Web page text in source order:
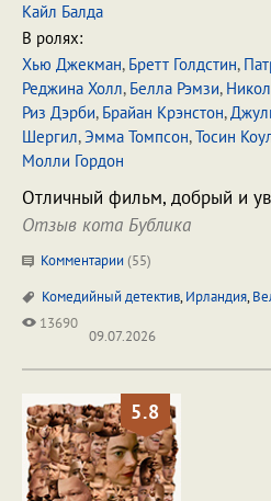
Кайл Балда
В ролях:
Хью Джекман, Бретт Голдстин,
Реджина Холл, Белла Рэмзи,
Риз Дэрби, Брайан Крэнстон,
Шергил,Эмма Томпсон,Тосин
Молли Гордон
Отличный фильм, добрый и
Отзыв кота Бублика
Комментарии (55)
Комедийный детектив,Ирландия,
13690
09.07.2026
5.8